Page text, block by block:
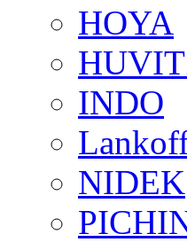
HOYA
INDO
NIDEK